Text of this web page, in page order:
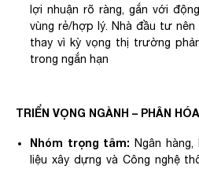
lợi nhuận rõ ràng, gắn với
vùng rẻ/hợp lý. Nhà đầu tư
thay vì kỳ vọng thị trường
trong ngắn hạn
TRIỂN VỌNG NGÀNH – PHÂN
Nhóm trọng tâm: Ngân
liệu xây dựng và Công nghệ